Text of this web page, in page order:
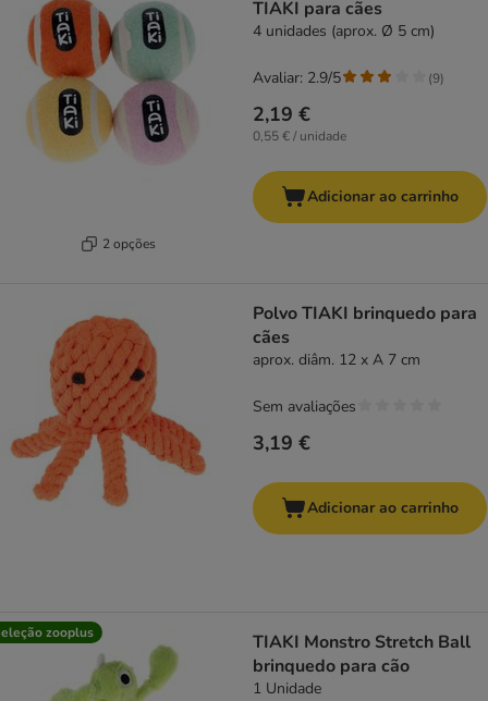
2 opções
TIAKI para cães
4 unidades (aprox. Ø 5 cm)
2,19 €
0,55 € / unidade
Avaliar: 2.9/5 (9)
Adicionar ao carrinho
Polvo TIAKI brinquedo para
cães
aprox. diâm. 12 x A 7 cm
3,19 €
Sem avaliações
Adicionar ao carrinho
zooplus
TIAKI Monstro Stretch Ball
brinquedo para cão
1 Unidade